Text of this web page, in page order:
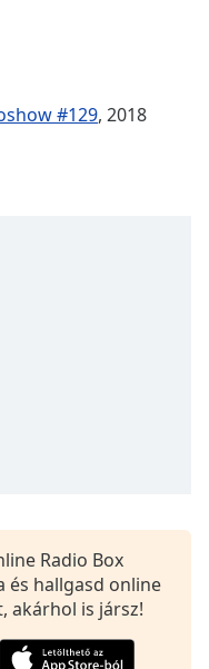
#129, 2018
Radio Box
hallgasd online
akárhol is jársz!